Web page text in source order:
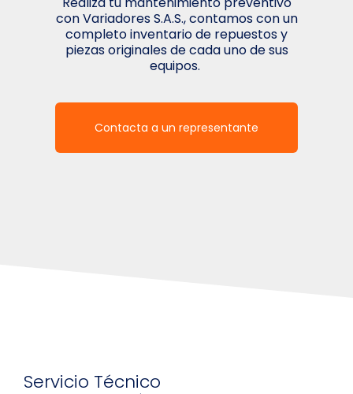
con Variadores S.A.S., contamos con un
completo inventario de repuestos y
piezas originales de cada uno de sus
equipos.
Contacta a un representante
Servicio Técnico